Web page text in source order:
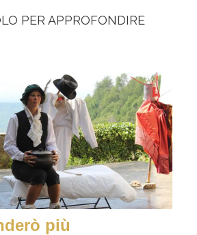
PER APPROFONDIRE
più